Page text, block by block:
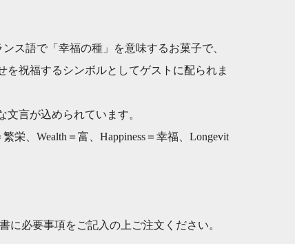
ンス語で「幸福の種」を意味するお菓子で、
を祝福するシンボルとしてゲストに配られま
文言が込められています。
栄、Wealth＝富、Happiness＝幸福、Longevit
に必要事項をご記入の上ご注文ください。